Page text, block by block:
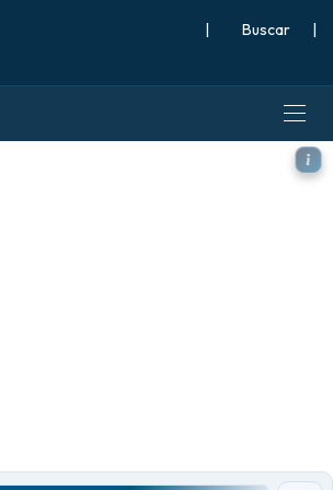
| |
0.25° modelo